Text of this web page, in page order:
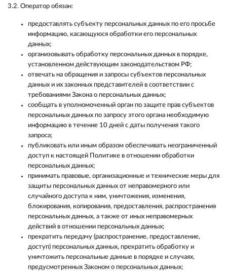
3.2. Оператор обязан:
предоставлять субъекту персональных данных по его просьбе
информацию, касающуюся обработки его персональных
данных;
организовывать обработку персональных данных в порядке,
установленном действующим законодательством РФ;
отвечать на обращения и запросы субъектов персональных
данных и их законных представителей в соответствии с
требованиями Закона о персональных данных;
сообщать в уполномоченный орган по защите прав субъектов
персональных данных по запросу этого органа необходимую
информацию в течение 10 дней с даты получения такого
запроса;
публиковать или иным образом обеспечивать неограниченный
доступ к настоящей Политике в отношении обработки
персональных данных;
принимать правовые, организационные и технические меры для
защиты персональных данных от неправомерного или
случайного доступа к ним, уничтожения, изменения,
блокирования, копирования, предоставления, распространения
персональных данных, а также от иных неправомерных
действий в отношении персональных данных;
прекратить передачу (распространение, предоставление,
доступ) персональных данных, прекратить обработку и
уничтожить персональные данные в порядке и случаях,
предусмотренных Законом о персональных данных;